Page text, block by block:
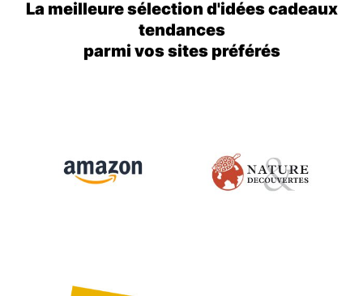
La meilleure sélection d'idées cadeaux
tendances
parmi vos sites préférés